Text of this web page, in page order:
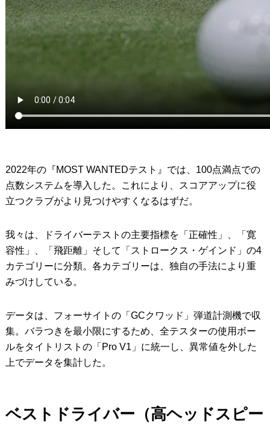
2022年の『MOST WANTEDテスト』では、100点満点での
点数システムを導入した。これにより、スコアアップに役
立つクラブがより見つけやすくなるはずだ。
我々は、ドライバーテストの主要指標を「正確性」、「寛
容性」、「飛距離」そして「ストロークス・ゲインド」の4
カテゴリーに分類。各カテゴリーは、独自の手法により重
みづけしている。
データは、フォーサイトの「GCクワッド」弾道計測機で収
集。バラつきを最小限にするため、全テスターの使用ボー
ルをタイトリストの「Pro V1」に統一し、異常値を外した
上でデータを集計した。
ベストドライバー（高ヘッドスピー